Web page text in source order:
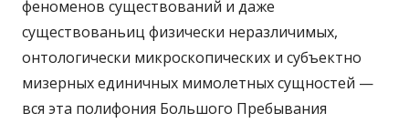
феноменов существований и даже
существованьиц физически неразличимых,
онтологически микроскопических и субъектно
мизерных единичных мимолетных сущностей —
вся эта полифония Большого Пребывания